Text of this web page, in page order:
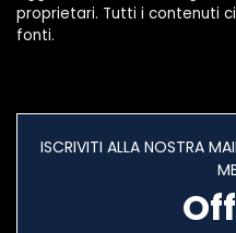
proprietari. Tutti i contenuti
fonti.
ISCRIVITI ALLA NOSTRA